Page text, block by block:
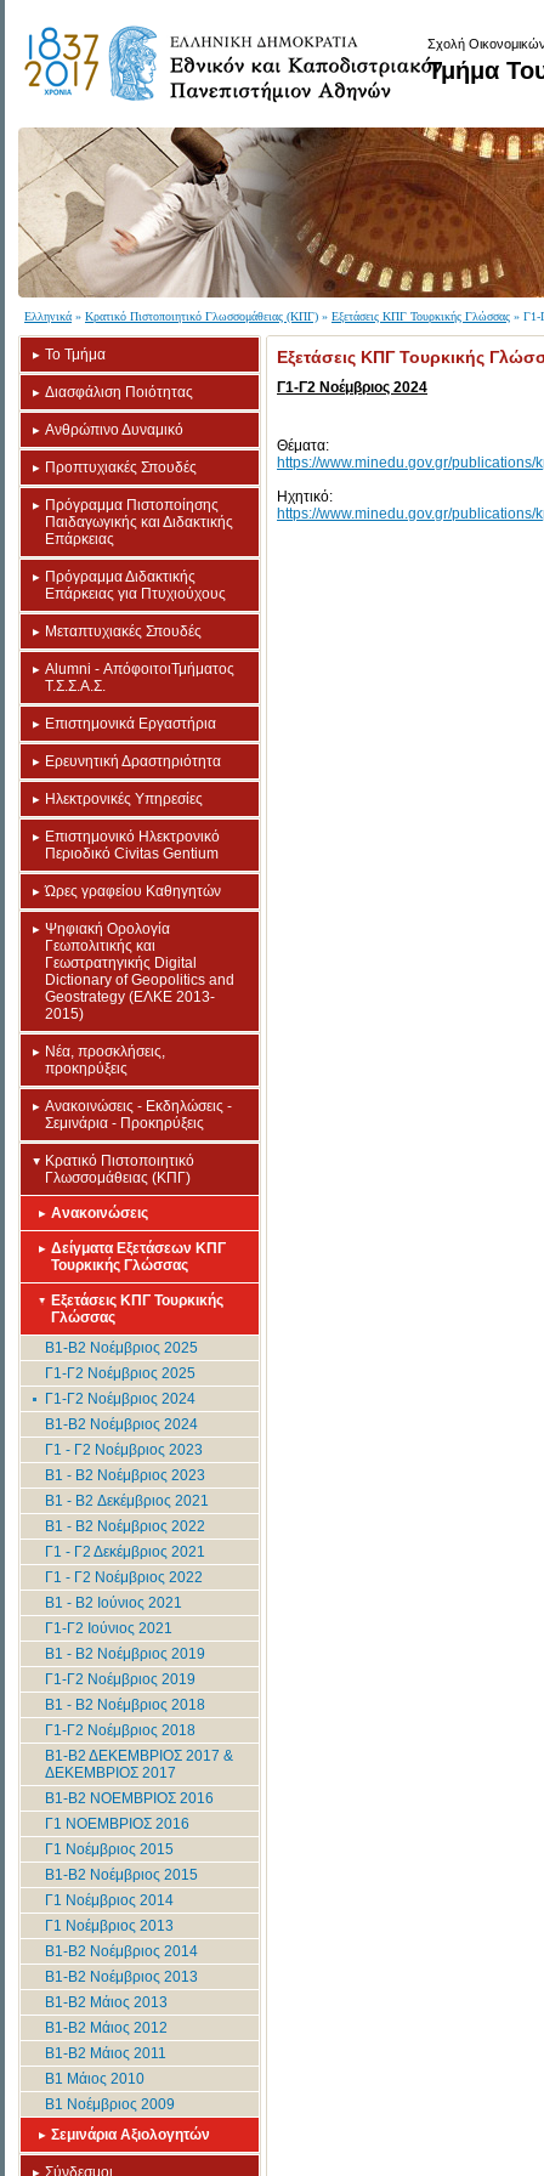
Σχολή
Τμήμα
Ελληνικά » Κρατικό Πιστοποιητικό Γλωσσομάθειας (ΚΠΓ) » Εξετάσεις ΚΠΓ Τουρκικής Γλώσσας » Γ1-
Το Τμήμα
Διασφάλιση Ποιότητας
Ανθρώπινο Δυναμικό
Προπτυχιακές Σπουδές
Πρόγραμμα Πιστοποίησης
Παιδαγωγικής και Διδακτικής
Επάρκειας
Πρόγραμμα Διδακτικής
Επάρκειας για Πτυχιούχους
Μεταπτυχιακές Σπουδές
Alumni - ΑπόφοιτοιΤμήματος
Τ.Σ.Σ.Α.Σ.
Επιστημονικά Εργαστήρια
Eρευνητική Δραστηριότητα
Ηλεκτρονικές Υπηρεσίες
Επιστημονικό Ηλεκτρονικό
Περιοδικό Civitas Gentium
Ώρες γραφείου Καθηγητών
Ψηφιακή Ορολογία
Γεωπολιτικής και
Γεωστρατηγικής Digital
Dictionary of Geopolitics and
Geostrategy (ΕΛΚΕ 2013-
2015)
Νέα, προσκλήσεις,
προκηρύξεις
Ανακοινώσεις - Εκδηλώσεις -
Σεμινάρια - Προκηρύξεις
Κρατικό Πιστοποιητικό
Γλωσσομάθειας (ΚΠΓ)
Ανακοινώσεις
Δείγματα Εξετάσεων ΚΠΓ
Τουρκικής Γλώσσας
Εξετάσεις ΚΠΓ Τουρκικής
Γλώσσας
Β1-Β2 Νοέμβριος 2025
Γ1-Γ2 Νοέμβριος 2025
Γ1-Γ2 Νοέμβριος 2024
Β1-Β2 Νοέμβριος 2024
Γ1 - Γ2 Νοέμβριος 2023
B1 - B2 Νοέμβριος 2023
B1 - B2 Δεκέμβριος 2021
B1 - B2 Νοέμβριος 2022
Γ1 - Γ2 Δεκέμβριος 2021
Γ1 - Γ2 Νοέμβριος 2022
B1 - B2 Ιούνιος 2021
Γ1-Γ2 Ιούνιος 2021
B1 - B2 Νοέμβριος 2019
Γ1-Γ2 Νοέμβριος 2019
B1 - B2 Νοέμβριος 2018
Γ1-Γ2 Νοέμβριος 2018
Β1-Β2 ΔΕΚΕΜΒΡΙΟΣ 2017 &
ΔΕΚΕΜΒΡΙΟΣ 2017
Β1-Β2 ΝΟΕΜΒΡΙΟΣ 2016
Γ1 ΝΟΕΜΒΡΙΟΣ 2016
Γ1 Νοέμβριος 2015
Β1-Β2 Νοέμβριος 2015
Γ1 Νοέμβριος 2014
Γ1 Νοέμβριος 2013
B1-B2 Νοέμβριος 2014
B1-B2 Νοέμβριος 2013
Β1-Β2 Μάιος 2013
Β1-Β2 Μάιος 2012
Β1-Β2 Μάιος 2011
Β1 Μάιος 2010
Β1 Νοέμβριος 2009
Σεμινάρια Αξιολογητών
Σύνδεσμοι
Εξετάσεις ΚΠΓ Τουρκικής
Γ1-Γ2 Νοέμβριος 2024
Θέματα:
https://www.minedu.gov.gr/
Ηχητικό:
https://www.minedu.gov.gr/